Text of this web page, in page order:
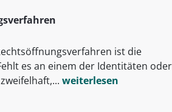
ist die
es an einem der Identitäten oder
weiterlesen